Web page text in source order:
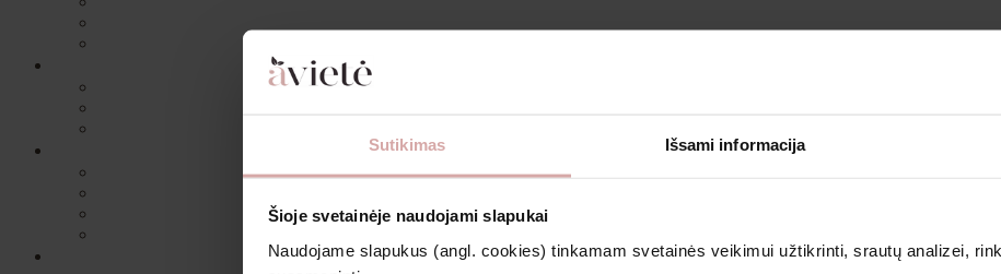
Sutikimas Išsami informacija
Šioje svetainėje naudojami slapukai
Naudojame slapukus (angl. cookies) tinkamam svetainės veikimui užtikrinti, srautų analizei,
Cosmetics & Aromatherapy
Clothing